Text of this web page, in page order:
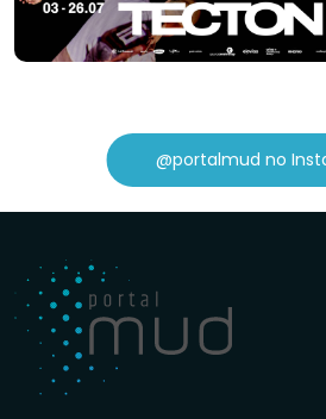
@portalmud no